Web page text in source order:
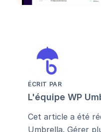
ÉCRIT PAR
L'équipe WP
Cet article a été
Umbrella. Gérer